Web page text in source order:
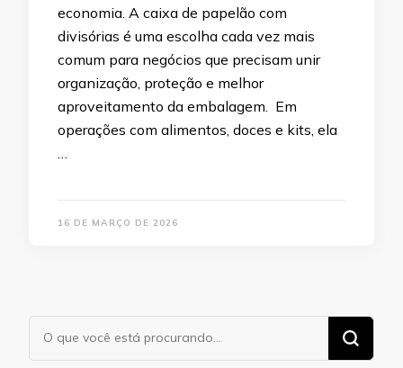
economia. A caixa de papelão com
divisórias é uma escolha cada vez mais
comum para negócios que precisam unir
organização, proteção e melhor
aproveitamento da embalagem. Em
operações com alimentos, doces e kits, ela
…
16 DE MARÇO DE 2026
Procurando
algo?